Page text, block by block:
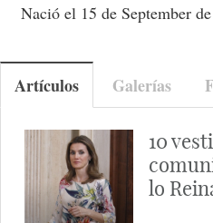
Nació el 15 de September
Artículos Galerías
10
lo